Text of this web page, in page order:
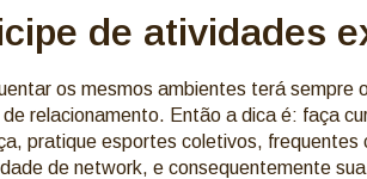
de atividades
os mesmos ambientes terá sempre
relacionamento. Então a dica é: faça
pratique esportes coletivos,
de network, e consequentemente